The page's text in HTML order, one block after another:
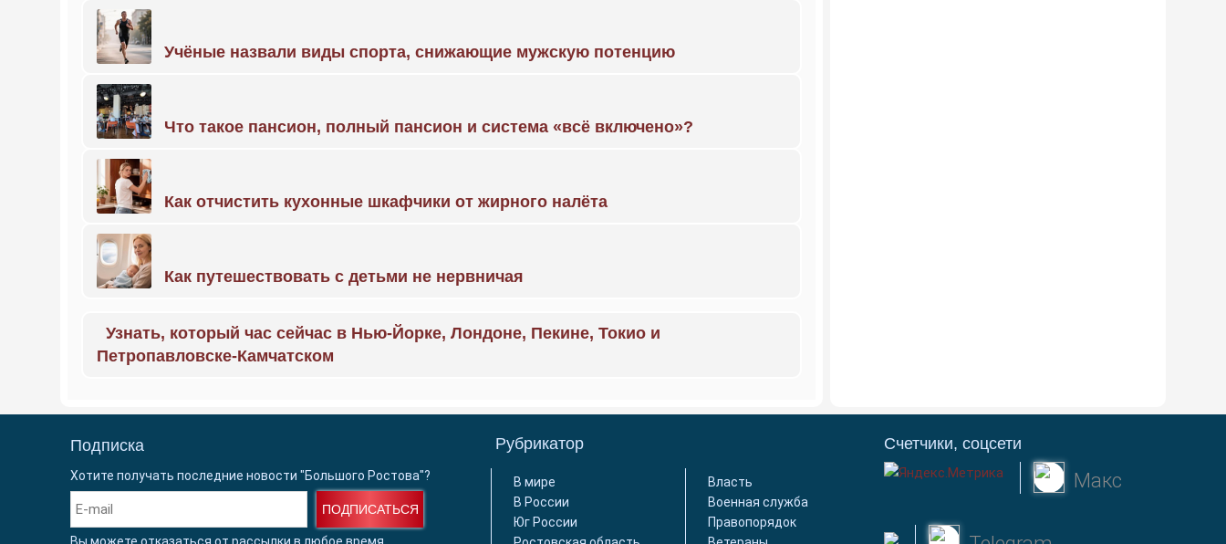
Учёные назвали виды спорта, снижающие мужскую потенцию
Что такое пансион, полный пансион и система «всё включено»?
Как отчистить кухонные шкафчики от жирного налёта
Как путешествовать с детьми не нервничая
Узнать, который час сейчас в Нью-Йорке, Лондоне, Пекине, Токио и
Петропавловске-Камчатском
Подписка
Хотите получать последние новости "Большого Ростова"?
ПОДПИСАТЬСЯ
Рубрикатор
В мире
В России
Юг России
Власть
Военная служба
Правопорядок
Счетчики, соцсети
Макс